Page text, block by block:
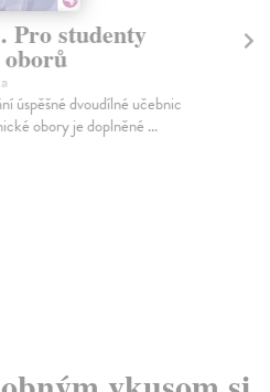
Pro studenty
úspěšné dvoudílné učebnic
obory je doplněné ...